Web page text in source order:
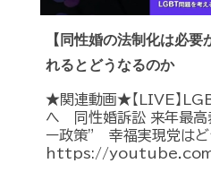
【同性婚の法制化は必
れるとどうなるのか
★関連動画★【LIVE】
へ 同性婚訴訟 来年最
ー政策” 幸福実現党はど
https://